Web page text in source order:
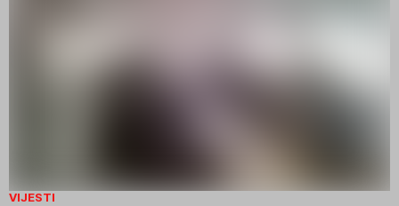
VIJESTI